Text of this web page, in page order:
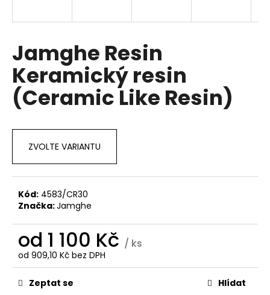
Jamghe Resin
Keramický resin
(Ceramic Like Resin)
ZVOLTE VARIANTU
Kód: 4583/CR30
Značka:Jamghe
od 1 100 Kč / ks
od 909,10 Kč bez DPH
Měrná
cena:Zeptat se Hlídat
t
?
D
o
u
č
u